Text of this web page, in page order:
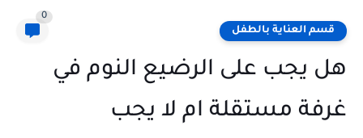
قسم العناية بالطفل
0
هل يجب على الرضيع النوم في
غرفة مستقلة ام لا يجب